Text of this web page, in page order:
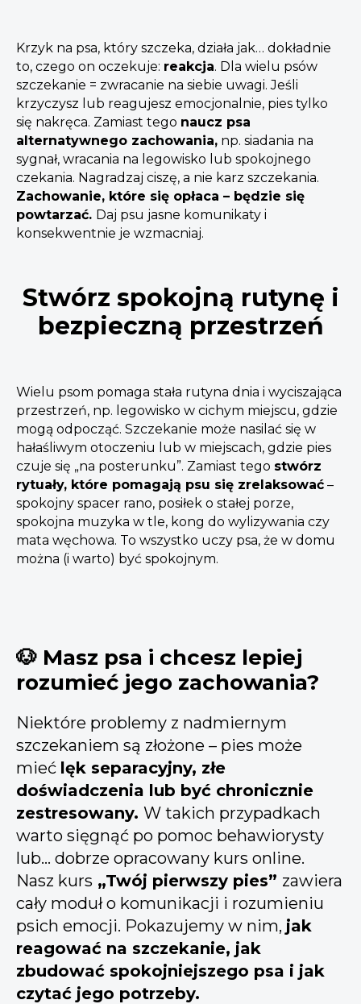
Krzyk na psa, który szczeka, działa jak… dokładnie
to, czego on oczekuje: reakcja. Dla wielu psów
szczekanie = zwracanie na siebie uwagi. Jeśli
krzyczysz lub reagujesz emocjonalnie, pies tylko
się nakręca. Zamiast tego naucz psa
alternatywnego zachowania, np. siadania na
sygnał, wracania na legowisko lub spokojnego
czekania. Nagradzaj ciszę, a nie karz szczekania.
Zachowanie, które się opłaca – będzie się
powtarzać. Daj psu jasne komunikaty i
konsekwentnie je wzmacniaj.
Stwórz spokojną rutynę i
bezpieczną przestrzeń
Wielu psom pomaga stała rutyna dnia i wyciszająca
przestrzeń, np. legowisko w cichym miejscu, gdzie
mogą odpocząć. Szczekanie może nasilać się w
hałaśliwym otoczeniu lub w miejscach, gdzie pies
czuje się „na posterunku”. Zamiast tego stwórz
rytuały, które pomagają psu się zrelaksować –
spokojny spacer rano, posiłek o stałej porze,
spokojna muzyka w tle, kong do wylizywania czy
mata węchowa. To wszystko uczy psa, że w domu
można (i warto) być spokojnym.
🐶 Masz psa i chcesz lepiej
rozumieć jego zachowania?
Niektóre problemy z nadmiernym
szczekaniem są złożone – pies może
mieć lęk separacyjny, złe
doświadczenia lub być chronicznie
zestresowany. W takich przypadkach
warto sięgnąć po pomoc behawiorysty
lub… dobrze opracowany kurs online.
Nasz kurs „Twój pierwszy pies” zawiera
cały moduł o komunikacji i rozumieniu
psich emocji. Pokazujemy w nim, jak
reagować na szczekanie, jak
zbudować spokojniejszego psa i jak
czytać jego potrzeby.